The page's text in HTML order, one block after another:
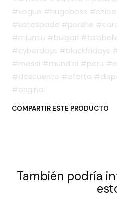
#vogue #hugoboss
#katespade #porshe
#miumiu #bulgari
#cyberdays #blackfridays
#messi #mundial #peru
#descuento #oferta
#original
COMPARTIR ESTE PRODUCTO
También podría